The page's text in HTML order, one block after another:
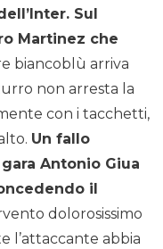
Sul
Martinez che
biancoblù arriva
non arresta la
con i tacchetti,
Un fallo
Antonio Giua
il
dolorosissimo
l’attaccante abbia